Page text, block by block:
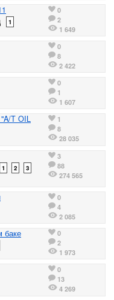
1
0
2
1 649
0
8
2 422
0
1
1 607
T OIL
1
8
28 035
1 2
3
3
88
274 565
0
4
2 085
баке
0
2
1 973
0
13
4 269